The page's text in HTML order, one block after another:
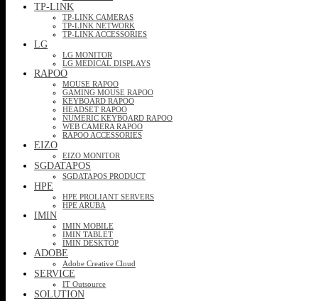
TP-LINK
TP-LINK CAMERAS
TP-LINK NETWORK
TP-LINK ACCESSORIES
LG
LG MONITOR
LG MEDICAL DISPLAYS
RAPOO
MOUSE RAPOO
GAMING MOUSE RAPOO
KEYBOARD RAPOO
HEADSET RAPOO
NUMERIC KEYBOARD RAPOO
WEB CAMERA RAPOO
RAPOO ACCESSORIES
EIZO
EIZO MONITOR
SGDATAPOS
SGDATAPOS PRODUCT
HPE
HPE PROLIANT SERVERS
HPE ARUBA
IMIN
IMIN MOBILE
IMIN TABLET
IMIN DESKTOP
ADOBE
Adobe Creative Cloud
SERVICE
IT Outsource
SOLUTION